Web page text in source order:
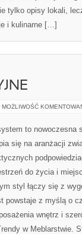
tylko opisy lokali,
i kulinarne […]
MOŻLIWOŚĆ
to nowoczesna
się na aranżacji
do życia i
styl łączy się z
powstaje z myślą o
wnętrz i
w Meblarstwie.